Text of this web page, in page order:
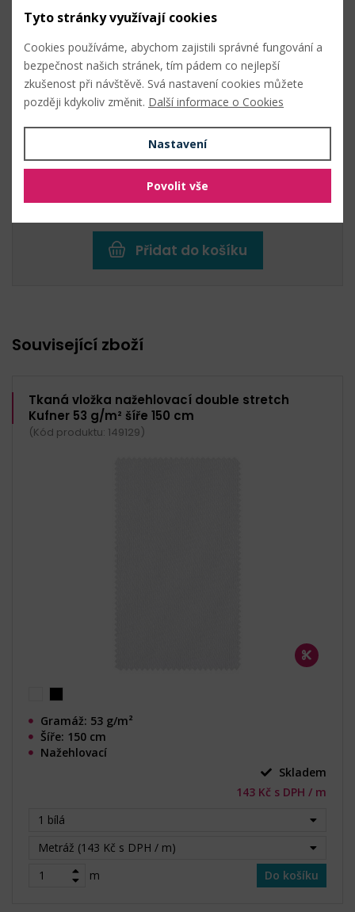
2 černá
Metráž (38,20 Kč s DPH / m) - Vyprodáno
Hlídat
38,20Kč s DPH /m
Není skladem
0Kč bez DPH
Celková cena:
Přidat do košíku
Související zboží
Tkaná vložka nažehlovací double stretch
Kufner 53 g/m² šíře 150 cm
(Kód produktu: 149129)
Gramáž: 53 g/m²
Šíře: 150 cm
Nažehlovací
Skladem
143 Kč s DPH / m
1 bílá
Metráž (143 Kč s DPH / m)
m
Do košíku
Tyto stránky využívají cookies
Cookies používáme, abychom zajistili správné fungování a
bezpečnost našich stránek, tím pádem co nejlepší
zkušenost při návštěvě. Svá nastavení cookies můžete
později kdykoliv změnit. Další informace o Cookies
Nastavení
Povolit vše